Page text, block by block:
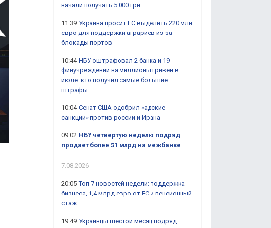
начали получать 5 000 грн
11:39 Украина просит ЕС выделить 220 млн
евро для поддержки аграриев из-за
блокады портов
10:44 НБУ оштрафовал 2 банка и 19
финучреждений на миллионы гривен в
июле: кто получил самые большие
штрафы
10:04 Сенат США одобрил «адские
санкции» против россии и Ирана
09:02 НБУ четвертую неделю подряд
продает более $1 млрд на межбанке
7.08.2026
20:05 Топ-7 новостей недели: поддержка
бизнеса, 1,4 млрд евро от ЕС и пенсионный
стаж
19:49 Украинцы шестой месяц подряд